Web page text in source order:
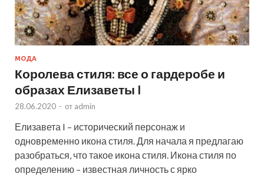
МОДА
Королева стиля: все о гардеробе и
образах Елизаветы I
28.06.2020 - от admin
Елизавета I – исторический персонаж и
одновременно икона стиля. Для начала я предлагаю
разобраться, что такое икона стиля. Икона стиля по
определению – известная личность с ярко